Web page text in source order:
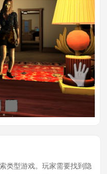
类型游戏。玩家需要找到隐